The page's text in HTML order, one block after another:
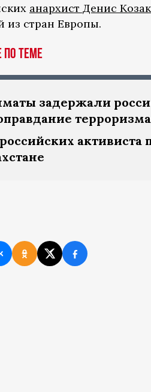
анархист Денис Козак
из стран Европы.
ПО ТЕМЕ
задержали